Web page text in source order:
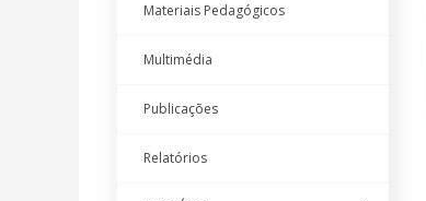
Materiais Pedagógicos
Multimédia
Publicações
Relatórios